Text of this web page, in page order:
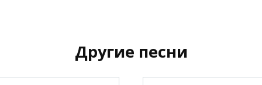
Другие песни